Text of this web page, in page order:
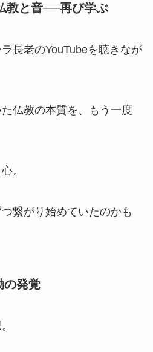
教と音──再び学ぶ
長老のYouTubeを聴きなが
仏教の本質を、もう一度
。
繋がり始めていたのかも
の発覚